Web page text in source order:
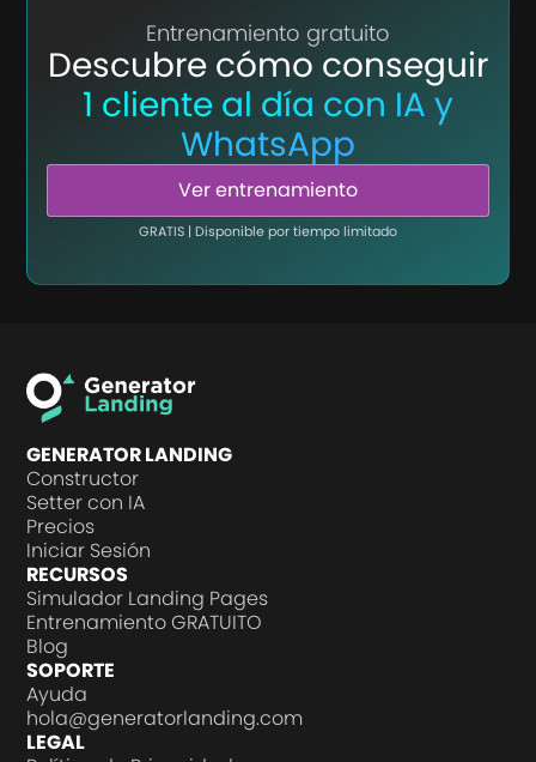
Entrenamiento gratuito
Descubre cómo conseguir
1 cliente al día con IA y
WhatsApp
Ver entrenamiento
GRATIS | Disponible por tiempo limitado
GENERATOR LANDING
Constructor
Setter con IA
Precios
Iniciar Sesión
RECURSOS
Simulador Landing Pages
Entrenamiento GRATUITO
Blog
SOPORTE
Ayuda
hola@generatorlanding.com
LEGAL